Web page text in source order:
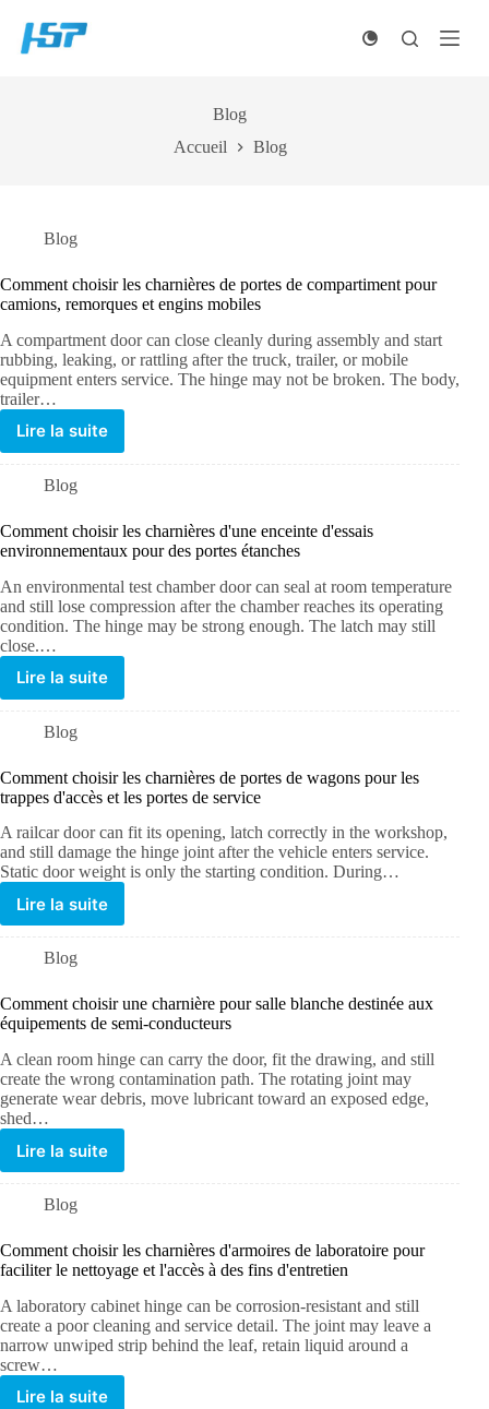
contenu
Blog
Accueil
Blog
Blog
Comment choisir les charnières de portes de compartiment pour
camions, remorques et engins mobiles
A compartment door can close cleanly during assembly and start
rubbing, leaking, or rattling after the truck, trailer, or mobile
equipment enters service. The hinge may not be broken. The body,
trailer…
Lire la suite
Blog
Comment choisir les charnières d'une enceinte d'essais
environnementaux pour des portes étanches
An environmental test chamber door can seal at room temperature
and still lose compression after the chamber reaches its operating
condition. The hinge may be strong enough. The latch may still
close.…
Lire la suite
Blog
Comment choisir les charnières de portes de wagons pour les
trappes d'accès et les portes de service
A railcar door can fit its opening, latch correctly in the workshop,
and still damage the hinge joint after the vehicle enters service.
Static door weight is only the starting condition. During…
Lire la suite
Blog
Comment choisir une charnière pour salle blanche destinée aux
équipements de semi-conducteurs
A clean room hinge can carry the door, fit the drawing, and still
create the wrong contamination path. The rotating joint may
generate wear debris, move lubricant toward an exposed edge,
shed…
Lire la suite
Blog
Comment choisir les charnières d'armoires de laboratoire pour
faciliter le nettoyage et l'accès à des fins d'entretien
A laboratory cabinet hinge can be corrosion-resistant and still
create a poor cleaning and service detail. The joint may leave a
narrow unwiped strip behind the leaf, retain liquid around a
screw…
Lire la suite